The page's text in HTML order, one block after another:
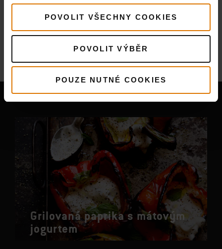
POVOLIT VŠECHNY COOKIES
POVOLIT VÝBĚR
POUZE NUTNÉ COOKIES
VíceRecepty
Mohlo by se Vám také líbit
Grilovaná paprika s mátovým
jogurtem